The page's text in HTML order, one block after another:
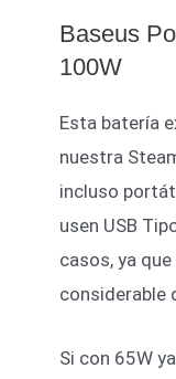
Baseus
100W
Esta batería
nuestra
incluso
usen USB
casos, ya
considerable
Si con 65W